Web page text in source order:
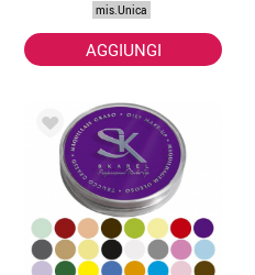
mis.Unica
AGGIUNGI